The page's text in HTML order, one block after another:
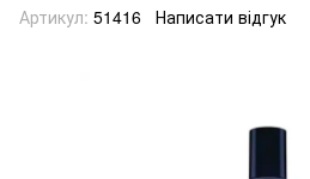
Артикул: 51416 Написати відгук